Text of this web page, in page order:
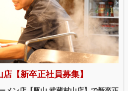
【新卒正社員募集】